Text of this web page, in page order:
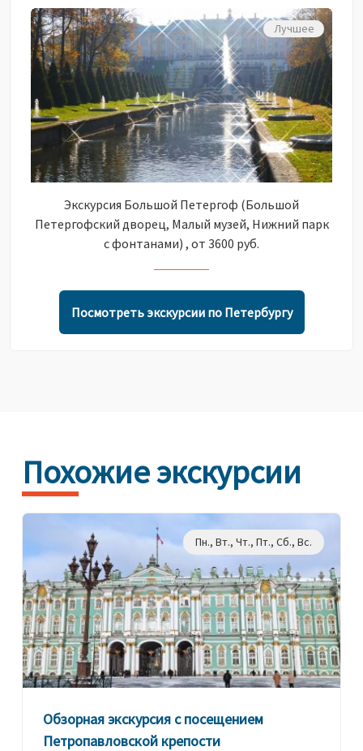
Лучшее
Экскурсия Большой Петергоф (Большой
Петергофский дворец, Малый музей, Нижний парк
с фонтанами) , от 3600 руб.
Посмотреть экскурсии по Петербургу
Похожие экскурсии
Пн., Вт., Чт., Пт., Сб., Вс.
Обзорная экскурсия с посещением
Петропавловской крепости